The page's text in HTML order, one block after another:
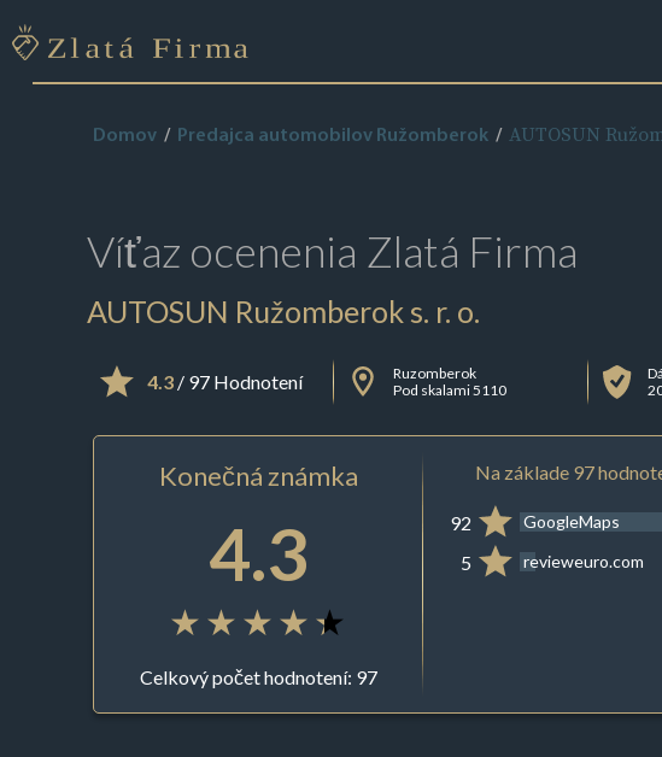
Domov Predajca automobilov Ružomberok AUTOSUN
Víťaz ocenenia Zlatá Firma
AUTOSUN Ružomberok s. r. o.
4.3/ 97 Hodnotení
Ruzomberok
Pod skalami 5110
Konečná známka
4.3
Celkový počet hodnotení: 97
Na základe 97
92 GoogleMaps
5 revieweuro.com